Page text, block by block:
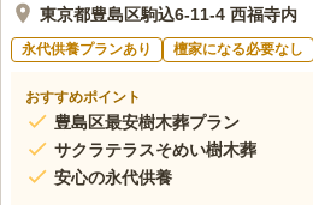
東京都豊島区駒込6-11-4 西福寺内
永代供養プランあり 檀家になる必要なし
おすすめポイント
豊島区最安樹木葬プラン
サクラテラスそめい樹木葬
安心の永代供養